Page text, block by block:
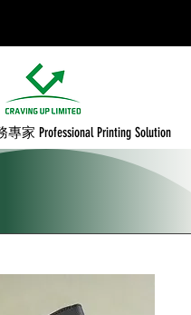
家 Professional Printing Solution